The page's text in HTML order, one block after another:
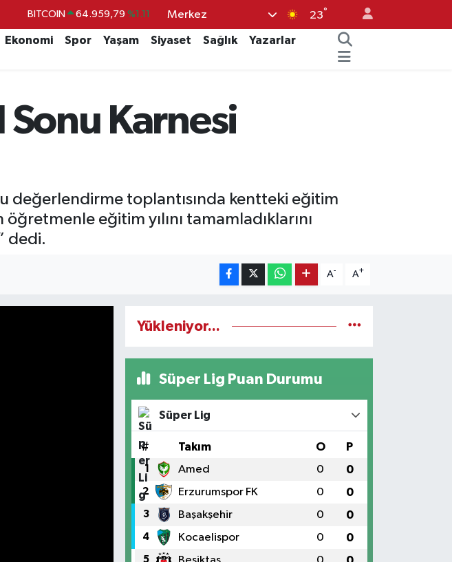
DOLAR 47,7436 %0.18
EURO 55,2510 %0.32
BİST100 13.779 %-14
Merkez 23°
Ekonomi Spor Yaşam Siyaset Sağlık
Yazarlar
Sonu Karnesi
değerlendirme toplantısında kentteki eğitim
eğitim yılını tamamladıklarını
dedi.
A- A+
Yükleniyor...
Süper Lig Puan Durumu
Süper Lig
# Takım O P
1 Amed 0 0
2 Erzurumspor FK 0 0
3 Başakşehir 0 0
4 Kocaelispor 0 0
5